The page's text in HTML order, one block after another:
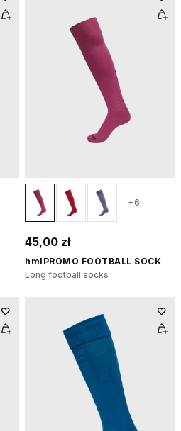
+6
45,00 zł
hmlPROMO FOOTBALL SOCK
Long football socks